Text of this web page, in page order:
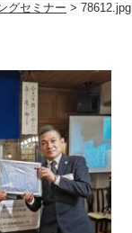
グセミナー > 78612.jpg